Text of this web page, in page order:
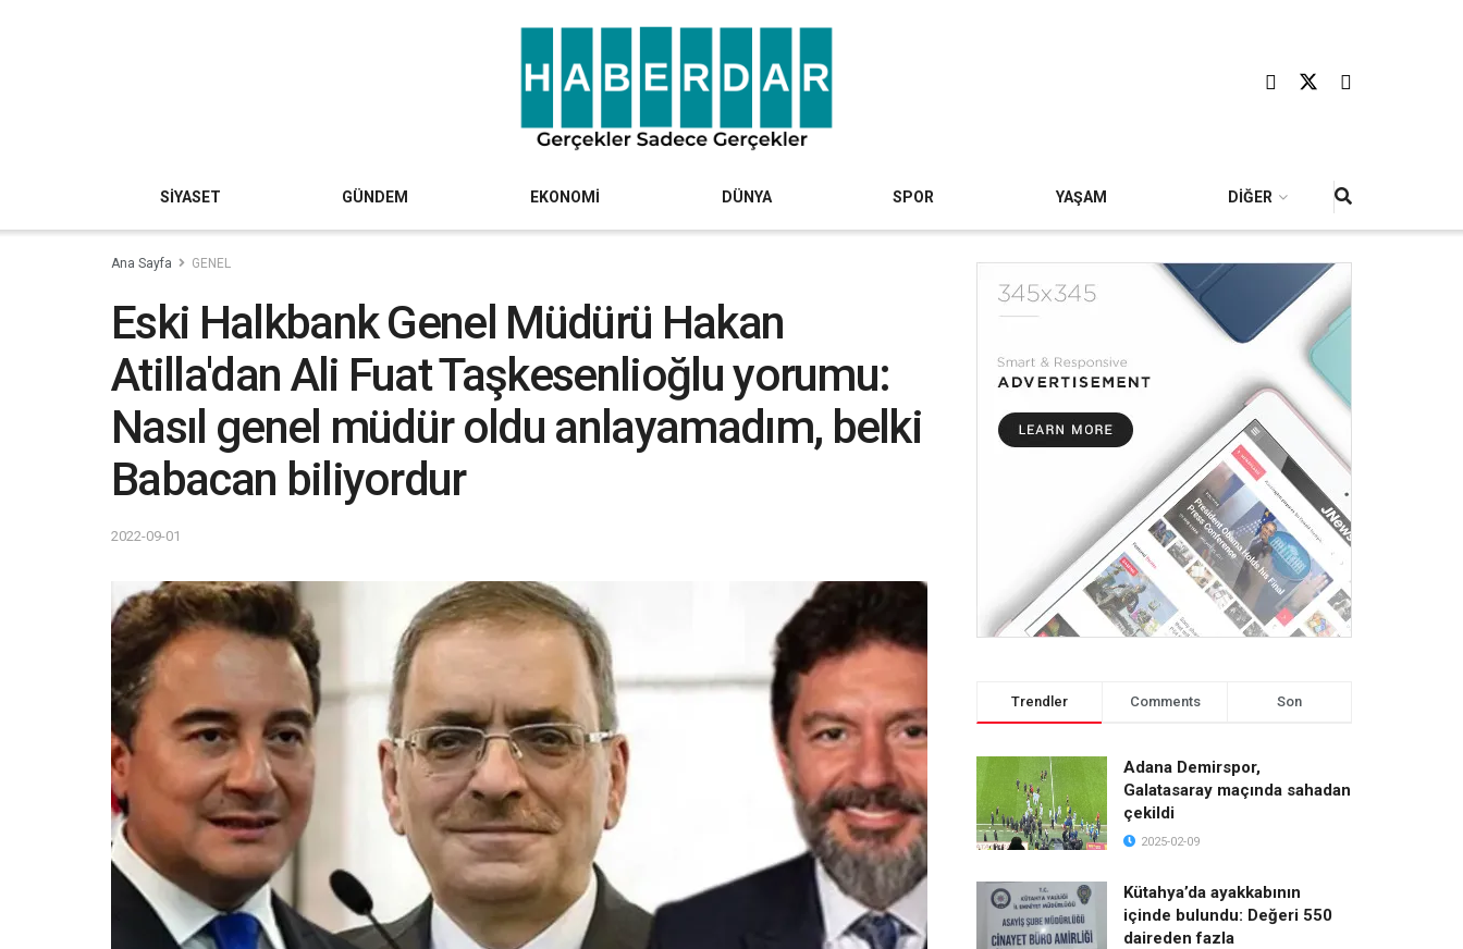
SİYASET GÜNDEM EKONOMİ DÜNYA SPOR YAŞAM DİĞER
Ana Sayfa GENEL
Eski Halkbank Genel Müdürü Hakan
Atilla'dan Ali Fuat Taşkesenlioğlu yorumu:
Nasıl genel müdür oldu anlayamadım, belki
Babacan biliyordur
2022-09-01
Trendler Comments Son
Adana Demirspor,
Galatasaray maçında sahadan
çekildi
2025-02-09
Kütahya’da ayakkabının
içinde bulundu: Değeri 550
daireden fazla